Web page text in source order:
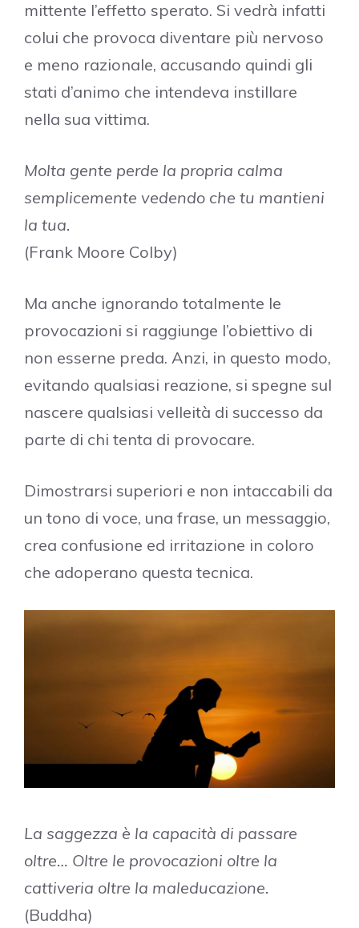
mittente l’effetto sperato. Si vedrà infatti
colui che provoca diventare più nervoso
e meno razionale, accusando quindi gli
stati d’animo che intendeva instillare
nella sua vittima.
Molta gente perde la propria calma
semplicemente vedendo che tu mantieni
la tua.
(Frank Moore Colby)
Ma anche ignorando totalmente le
provocazioni si raggiunge l’obiettivo di
non esserne preda. Anzi, in questo modo,
evitando qualsiasi reazione, si spegne sul
nascere qualsiasi velleità di successo da
parte di chi tenta di provocare.
Dimostrarsi superiori e non intaccabili da
un tono di voce, una frase, un messaggio,
crea confusione ed irritazione in coloro
che adoperano questa tecnica.
La saggezza è la capacità di passare
oltre… Oltre le provocazioni oltre la
cattiveria oltre la maleducazione.
(Buddha)